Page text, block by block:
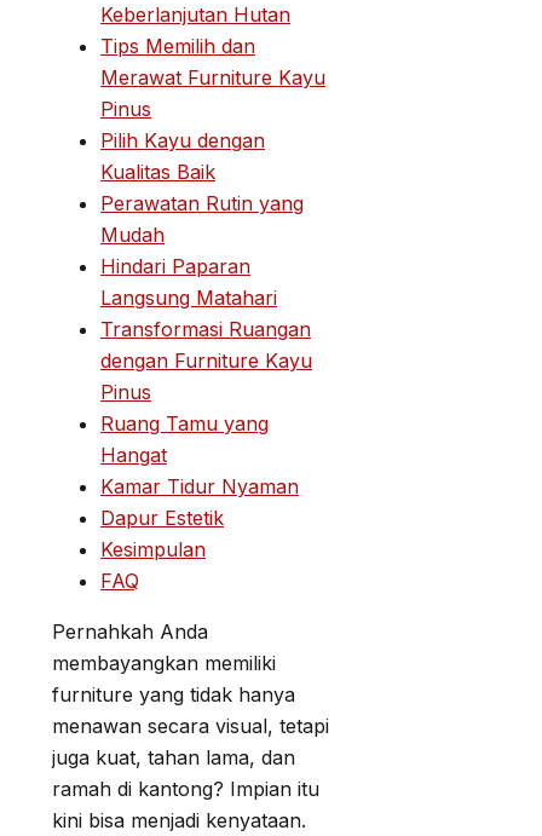
Keberlanjutan Hutan
Tips Memilih dan
Merawat Furniture Kayu
Pinus
Pilih Kayu dengan
Kualitas Baik
Perawatan Rutin yang
Mudah
Hindari Paparan
Langsung Matahari
Transformasi Ruangan
dengan Furniture Kayu
Pinus
Ruang Tamu yang
Hangat
Kamar Tidur Nyaman
Dapur Estetik
Kesimpulan
FAQ
Pernahkah Anda
membayangkan memiliki
furniture yang tidak hanya
menawan secara visual, tetapi
juga kuat, tahan lama, dan
ramah di kantong? Impian itu
kini bisa menjadi kenyataan.